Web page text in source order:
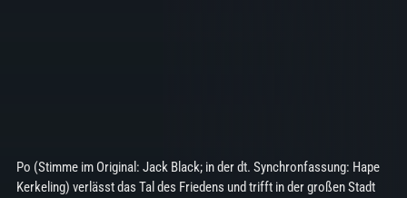
Po (Stimme im Original: Jack Black; in der dt. Synchronfassung: Hape
Kerkeling) verlässt das Tal des Friedens und trifft in der großen Stadt